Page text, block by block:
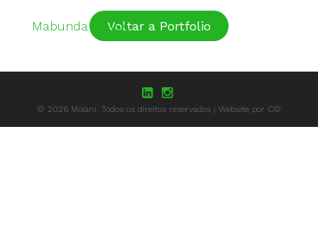
Voltar a Portfolio
Navegação
Mabunda | ABSA
© 2026 Moiani. Todos os direitos reservados | Website por C©